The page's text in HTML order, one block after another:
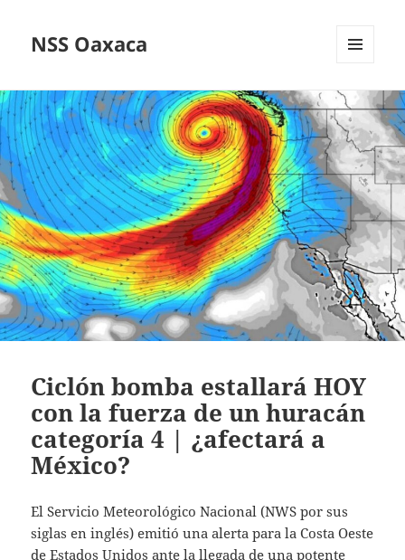
NSS Oaxaca
WIDGETS
Ciclón bomba estallará HOY
con la fuerza de un huracán
categoría 4 | ¿afectará a
México?
El Servicio Meteorológico Nacional (NWS por sus
siglas en inglés) emitió una alerta para la Costa Oeste
de Estados Unidos ante la llegada de una potente